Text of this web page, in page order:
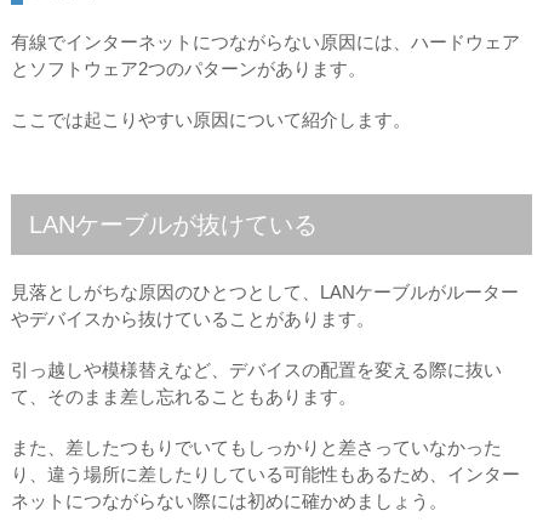
有線でインターネットにつながらない原因には、ハードウェア
とソフトウェア2つのパターンがあります。
ここでは起こりやすい原因について紹介します。
LANケーブルが抜けている
見落としがちな原因のひとつとして、LANケーブルがルーター
やデバイスから抜けていることがあります。
引っ越しや模様替えなど、デバイスの配置を変える際に抜い
て、そのまま差し忘れることもあります。
また、差したつもりでいてもしっかりと差さっていなかった
り、違う場所に差したりしている可能性もあるため、インター
ネットにつながらない際には初めに確かめましょう。